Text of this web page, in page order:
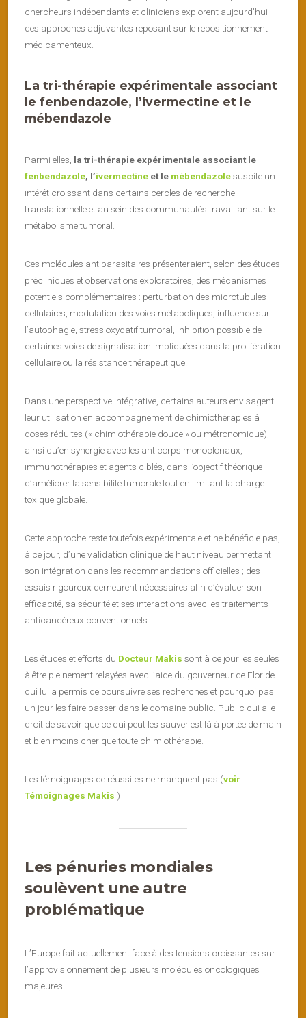
chercheurs indépendants et cliniciens explorent aujourd’hui
des approches adjuvantes reposant sur le repositionnement
médicamenteux.
La tri-thérapie expérimentale associant
le fenbendazole, l’ivermectine et le
mébendazole
Parmi elles, la tri-thérapie expérimentale associant le
fenbendazole, l’ivermectine et le mébendazolesuscite un
intérêt croissant dans certains cercles de recherche
translationnelle et au sein des communautés travaillant sur le
métabolisme tumoral.
Ces molécules antiparasitaires présenteraient, selon des études
précliniques et observations exploratoires, des mécanismes
potentiels complémentaires : perturbation des microtubules
cellulaires, modulation des voies métaboliques, influence sur
l’autophagie, stress oxydatif tumoral, inhibition possible de
certaines voies de signalisation impliquées dans la prolifération
cellulaire ou la résistance thérapeutique.
Dans une perspective intégrative, certains auteurs envisagent
leur utilisation en accompagnement de chimiothérapies à
doses réduites (« chimiothérapie douce » ou métronomique),
ainsi qu’en synergie avec les anticorps monoclonaux,
immunothérapies et agents ciblés, dans l’objectif théorique
d’améliorer la sensibilité tumorale tout en limitant la charge
toxique globale.
Cette approche reste toutefois expérimentale et ne bénéficie pas,
à ce jour, d’une validation clinique de haut niveau permettant
son intégration dans les recommandations officielles ; des
essais rigoureux demeurent nécessaires afin d’évaluer son
efficacité, sa sécurité et ses interactions avec les traitements
anticancéreux conventionnels.
Les études et efforts du Docteur Makis sont à ce jour les seules
à être pleinement relayées avec l’aide du gouverneur de Floride
qui lui a permis de poursuivre ses recherches et pourquoi pas
un jour les faire passer dans le domaine public. Public qui a le
droit de savoir que ce qui peut les sauver est là à portée de main
et bien moins cher que toute chimiothérapie.
Les témoignages de réussites ne manquent pas (voir
Témoignages Makis )
Les pénuries mondiales
soulèvent une autre
problématique
L’Europe fait actuellement face à des tensions croissantes sur
l’approvisionnement de plusieurs molécules oncologiques
majeures.